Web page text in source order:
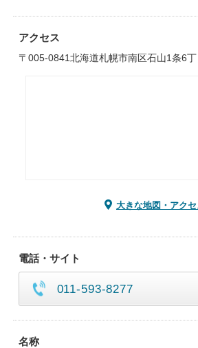
アクセス
〒005-0841北海道札幌市南区石山1条6
大きな地図・アクセ
電話・サイト
011-593-8277
名称